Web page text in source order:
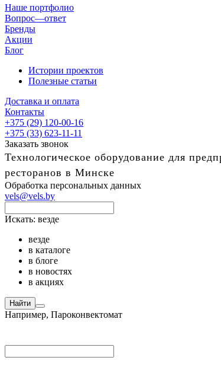
Наше портфолио
Вопрос—ответ
Бренды
Акции
Блог
Истории проектов
Полезные статьи
Доставка и оплата
Контакты
+375 (29) 120-00-16
+375 (33) 623-11-11
Заказать звонок
Технологическое оборудование для
ресторанов в Минске
Обработка персональных данных
vels@vels.by
Искать: везде
везде
в каталоге
в блоге
в новостях
в акциях
Найти
Например, Пароконвектомат